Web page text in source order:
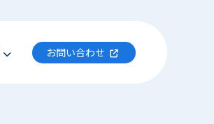
お問い合わせ